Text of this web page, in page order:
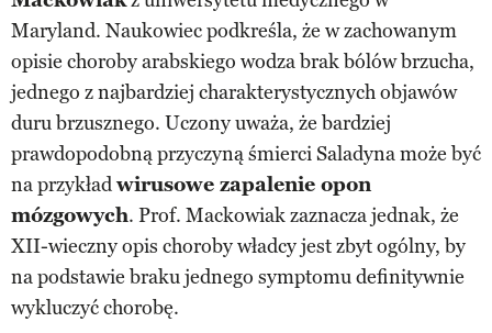
Maryland. Naukowiec podkreśla, że w zachowanym
opisie choroby arabskiego wodza brak bólów brzucha,
jednego z najbardziej charakterystycznych objawów
duru brzusznego. Uczony uważa, że bardziej
prawdopodobną przyczyną śmierci Saladyna może być
na przykładwirusowe zapalenie opon
mózgowych. Prof. Mackowiak zaznacza jednak, że
XII-wieczny opis choroby władcy jest zbyt ogólny, by
na podstawie braku jednego symptomu definitywnie
wykluczyć chorobę.